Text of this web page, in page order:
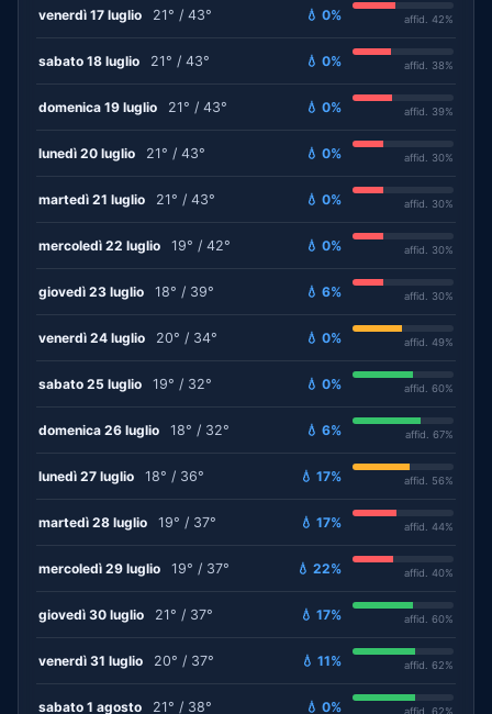
venerdì 17 luglio 21° / 43° 💧 0% affid. 42%
sabato 18 luglio 21° / 43° 💧 0% affid. 38%
domenica 19 luglio 21° / 43° 💧 0% affid. 39%
lunedì 20 luglio 21° / 43° 💧 0% affid. 30%
martedì 21 luglio 21° / 43° 💧 0% affid. 30%
mercoledì 22 luglio 19° / 42° 💧 0% affid. 30%
giovedì 23 luglio 18° / 39° 💧 6% affid. 30%
venerdì 24 luglio 20° / 34° 💧 0% affid. 49%
sabato 25 luglio 19° / 32° 💧 0% affid. 60%
domenica 26 luglio 18° / 32° 💧 6% affid. 67%
lunedì 27 luglio 18° / 36° 💧 17% affid. 56%
martedì 28 luglio 19° / 37° 💧 17% affid. 44%
mercoledì 29 luglio 19° / 37° 💧 22% affid. 40%
giovedì 30 luglio 21° / 37° 💧 17% affid. 60%
venerdì 31 luglio 20° / 37° 💧 11% affid. 62%
sabato 1 agosto 21° / 38° 💧 0% affid. 62%